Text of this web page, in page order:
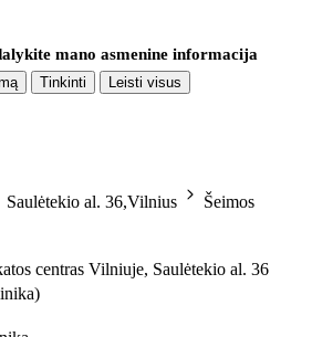
mano asmenine informacija
Tinkinti Leisti visus
Saulėtekio al. 36,Vilnius
Šeimos
centras Vilniuje, Saulėtekio al. 36